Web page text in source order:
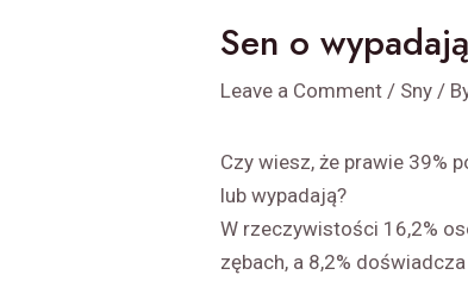
Sen o
Leave a Comment / Sny /
Czy wiesz, że prawie 39%
lub wypadają?
W rzeczywistości 16,2%
zębach, a 8,2%